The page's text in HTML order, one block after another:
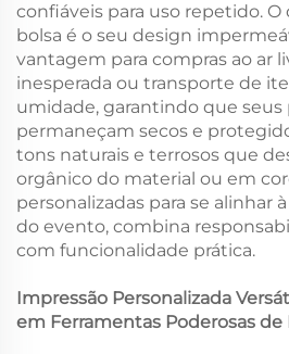
confiáveis para uso repetido.
bolsa é o seu design
vantagem para compras ao ar
inesperada ou transporte de
umidade, garantindo que seus
permaneçam secos e
tons naturais e terrosos que
orgânico do material ou em
personalizadas para se alinhar
do evento, combina
com funcionalidade prática.
Impressão Personalizada
em Ferramentas Poderosas de